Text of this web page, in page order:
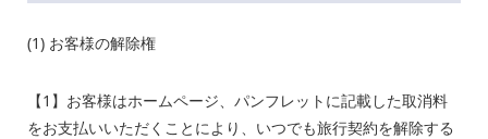
(1) お客様の解除権
【1 】お客様はホームページ、パンフレットに記載した取消料
をお支払いいただくことにより、いつでも旅行契約を解除する